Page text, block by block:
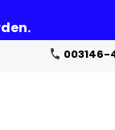
003146-